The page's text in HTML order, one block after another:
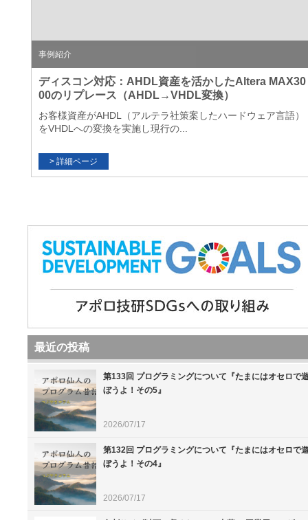
事例紹介
ディスコン対応：AHDL資産を活かしたAltera MAX30
00のリプレース（AHDL→VHDL変換）
お客様資産がAHDL（アルテラ社策案したハードウェア言語）
をVHDLへの変換を実施し現行の...
最近の投稿
第133回 プログラミングについて『たまにはオセロで
ぼうよ！その5』
2026/07/17
第132回 プログラミングについて『たまにはオセロで
ぼうよ！その4』
2026/07/17